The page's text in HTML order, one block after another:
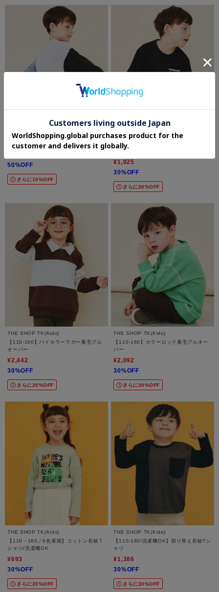
THE SHOP TK(Kids)
【110-160】ベロアモールプルオーバー
50%OFF
さらに10%OFF
THE SHOP TK(Kids)
【110－160】レイヤード風デニムアッ
プリケロンTee
¥1,925
30%OFF
さらに20%OFF
THE SHOP TK(Kids)
【110-160】バイカラーラガー裏毛プル
オーバー
¥2,442
30%OFF
さらに20%OFF
THE SHOP TK(Kids)
【110-160】カラーロック裏毛プルオー
バー
¥2,092
30%OFF
さらに20%OFF
THE SHOP TK(Kids)
【110－160／6色展開】コットン長袖Ｔ
シャツ/洗濯機OK
¥693
30%OFF
さらに20%OFF
THE SHOP TK(Kids)
【110-160/洗濯機OK】切り替え長袖Tシ
ャツ
¥1,386
30%OFF
さらに20%OFF